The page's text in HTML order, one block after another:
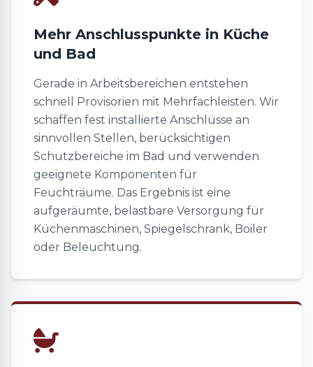
Mehr Anschlusspunkte in Küche
und Bad
Gerade in Arbeitsbereichen entstehen
schnell Provisorien mit Mehrfachleisten. Wir
schaffen fest installierte Anschlüsse an
sinnvollen Stellen, berücksichtigen
Schutzbereiche im Bad und verwenden
geeignete Komponenten für
Feuchträume. Das Ergebnis ist eine
aufgeräumte, belastbare Versorgung für
Küchenmaschinen, Spiegelschrank, Boiler
oder Beleuchtung.